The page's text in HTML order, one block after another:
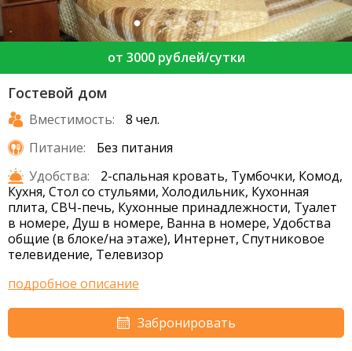
от 3000 рублей/сутки
Гостевой дом
Вместимость:
8 чел.
Питание:
Без питания
Удобства:
2-спальная кровать, Тумбочки, Комод,
Кухня, Стол со стульями, Холодильник, Кухонная
плита, СВЧ-печь, Кухонные принадлежности, Туалет
в номере, Душ в номере, Ванна в номере, Удобства
общие (в блоке/на этаже), Интернет, Спутниковое
телевидение, Телевизор
подробное описание
Забронировать